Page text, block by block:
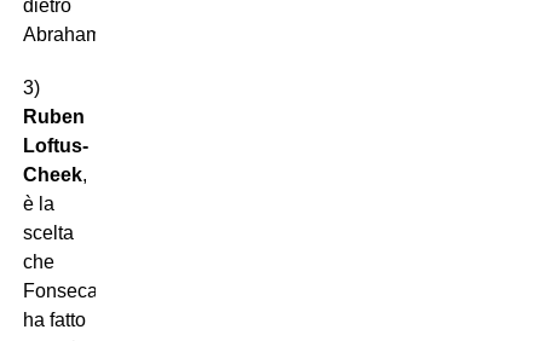
dietro
Abraham.
3)
Ruben
Loftus-
Cheek,
è la
scelta
che
Fonseca
ha fatto